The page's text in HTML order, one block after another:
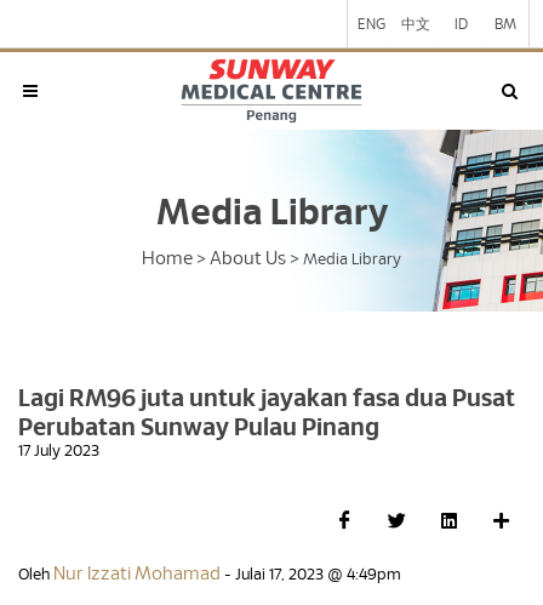
ENG 中文 ID BM
Media Library
Home > About Us > Media Library
Lagi RM96 juta untuk jayakan fasa dua Pusat
Perubatan Sunway Pulau Pinang
17 July 2023
Oleh Nur Izzati Mohamad - Julai 17, 2023 @ 4:49pm